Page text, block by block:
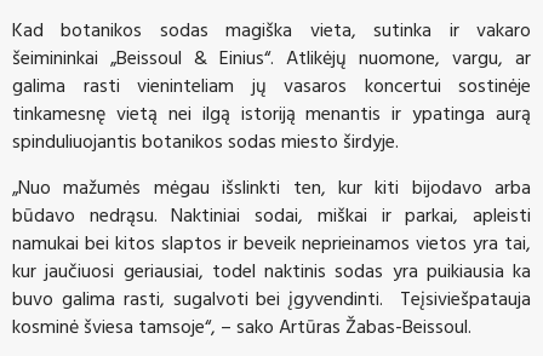
Kad botanikos sodas magiška vieta, sutinka ir vakaro
šeimininkai „Beissoul & Einius“. Atlikėjų nuomone, vargu, ar
galima rasti vieninteliam jų vasaros koncertui sostinėje
tinkamesnę vietą nei ilgą istoriją menantis ir ypatinga aurą
spinduliuojantis botanikos sodas miesto širdyje.
„Nuo mažumės mėgau išslinkti ten, kur kiti bijodavo arba
būdavo nedrąsu. Naktiniai sodai, miškai ir parkai, apleisti
namukai bei kitos slaptos ir beveik neprieinamos vietos yra tai,
kur jaučiuosi geriausiai, todel naktinis sodas yra puikiausia ka
buvo galima rasti, sugalvoti bei įgyvendinti. Teįsiviešpatauja
kosminė šviesa tamsoje“, – sako Artūras Žabas-Beissoul.